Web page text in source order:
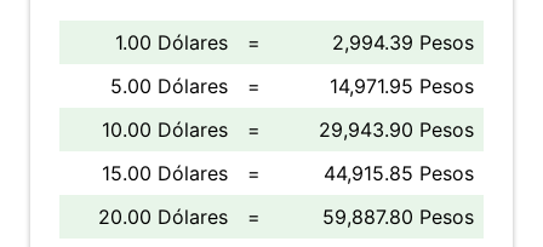
1.00 Dólares =
2,994.39 Pesos
5.00 Dólares
=
14,971.95 Pesos
10.00 Dólares
=
29,943.90 Pesos
15.00 Dólares
=
44,915.85 Pesos
20.00 Dólares
=
59,887.80 Pesos